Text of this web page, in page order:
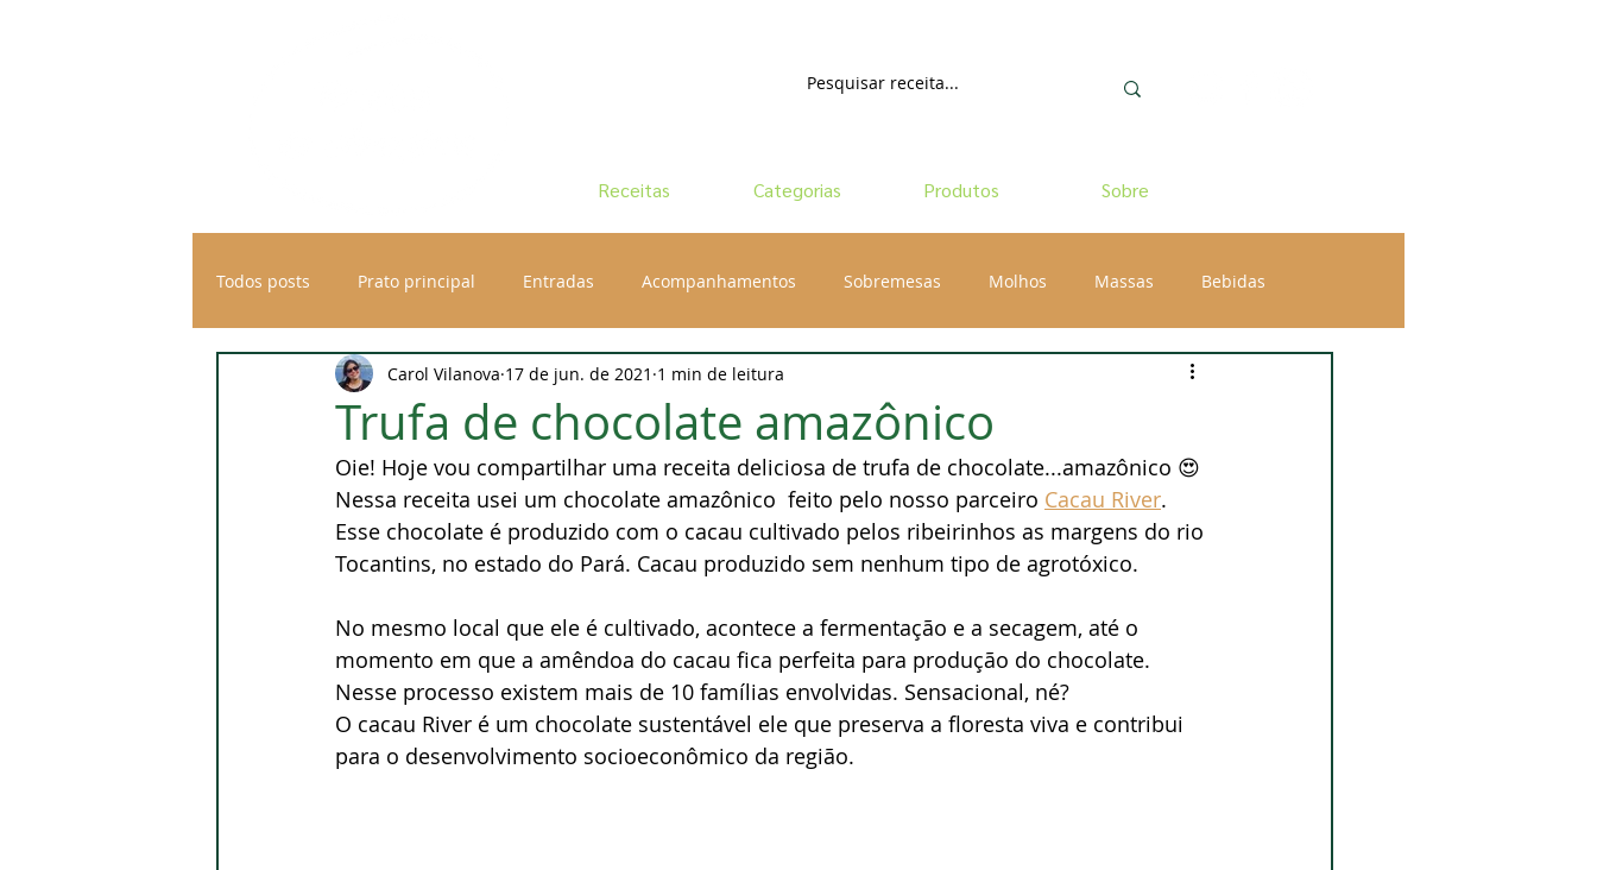
Receitas Categorias Produtos Sobre
Todos posts Prato principal Entradas Acompanhamentos Sobremesas Molhos Massas Bebidas
Trufa de chocolate amazônico
Carol Vilanova 17 de jun. de 2021 1 min de leitura
Oie! Hoje vou compartilhar uma receita deliciosa de trufa de chocolate...amazônico 😍
Nessa receita usei um chocolate amazônico  feito pelo nosso parceiro Cacau River.
Esse chocolate é produzido com o cacau cultivado pelos ribeirinhos as margens do rio
Tocantins, no estado do Pará. Cacau produzido sem nenhum tipo de agrotóxico.
No mesmo local que ele é cultivado, acontece a fermentação e a secagem, até o
momento em que a amêndoa do cacau fica perfeita para produção do chocolate.
Nesse processo existem mais de 10 famílias envolvidas. Sensacional, né?
O cacau River é um chocolate sustentável ele que preserva a floresta viva e contribui
para o desenvolvimento socioeconômico da região.